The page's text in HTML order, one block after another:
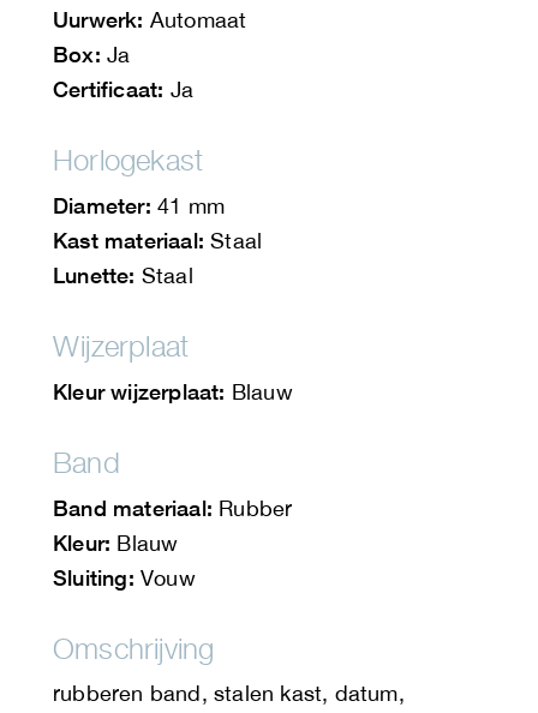
Uurwerk: Automaat
Box: Ja
Certificaat: Ja
Horlogekast
Diameter: 41 mm
Kast materiaal: Staal
Lunette: Staal
Wijzerplaat
Kleur wijzerplaat: Blauw
Band
Band materiaal: Rubber
Kleur: Blauw
Sluiting: Vouw
Omschrijving
rubberen band, stalen kast, datum,